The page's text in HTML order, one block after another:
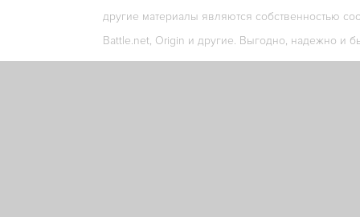
другие материалы являются собственностью
Battle.net, Origin и другие. Выгодно, надежно и